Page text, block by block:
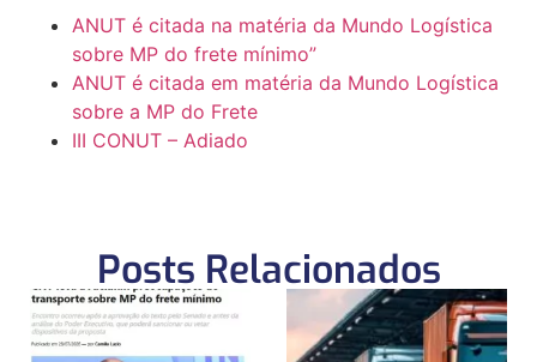
ANUT é citada na matéria da Mundo Logística
sobre MP do frete mínimo”
ANUT é citada em matéria da Mundo Logística
sobre a MP do Frete
III CONUT – Adiado
Posts Relacionados